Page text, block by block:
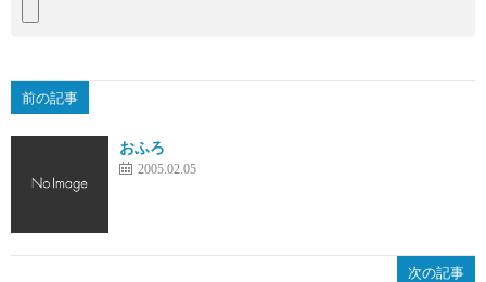
前の記事
おふろ
2005.02.05
次の記事